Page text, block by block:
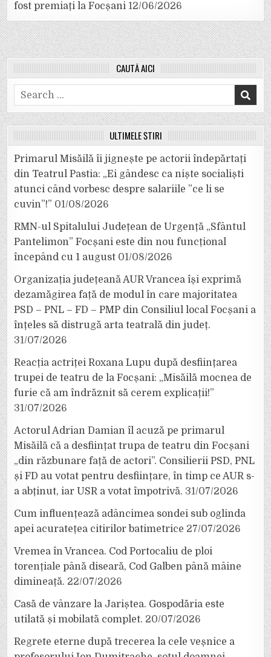
fost premiați la Focșani 12/06/2026
CAUTĂ AICI
Search
for:
ULTIMELE ȘTIRI
Primarul Misăilă îi jignește pe actorii îndepărtați
din Teatrul Pastia: „Ei gândesc ca niște socialiști
atunci când vorbesc despre salariile ”ce li se
cuvin”!” 01/08/2026
RMN-ul Spitalului Județean de Urgență „Sfântul
Pantelimon” Focșani este din nou funcțional
începând cu 1 august 01/08/2026
Organizația județeană AUR Vrancea își exprimă
dezamăgirea față de modul în care majoritatea
PSD – PNL – FD – PMP din Consiliul local Focșani a
înțeles să distrugă arta teatrală din județ.
31/07/2026
Reacția actriței Roxana Lupu după desființarea
trupei de teatru de la Focșani: „Misăilă mocnea de
furie că am îndrăznit să cerem explicații!”
31/07/2026
Actorul Adrian Damian îl acuză pe primarul
Misăilă că a desființat trupa de teatru din Focșani
„din răzbunare față de actori”. Consilierii PSD, PNL
și FD au votat pentru desființare, în timp ce AUR s-
a abținut, iar USR a votat împotrivă. 31/07/2026
Cum influențează adâncimea sondei sub oglinda
apei acuratețea citirilor batimetrice 27/07/2026
Vremea în Vrancea. Cod Portocaliu de ploi
torențiale până diseară, Cod Galben până mâine
dimineață. 22/07/2026
Casă de vânzare la Jariștea. Gospodăria este
utilată și mobilată complet. 20/07/2026
Regrete eterne după trecerea la cele veșnice a